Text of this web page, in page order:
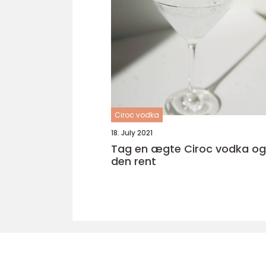
Ciroc vodka
18. July 2021
Tag en ægte Ciroc vodka
den rent